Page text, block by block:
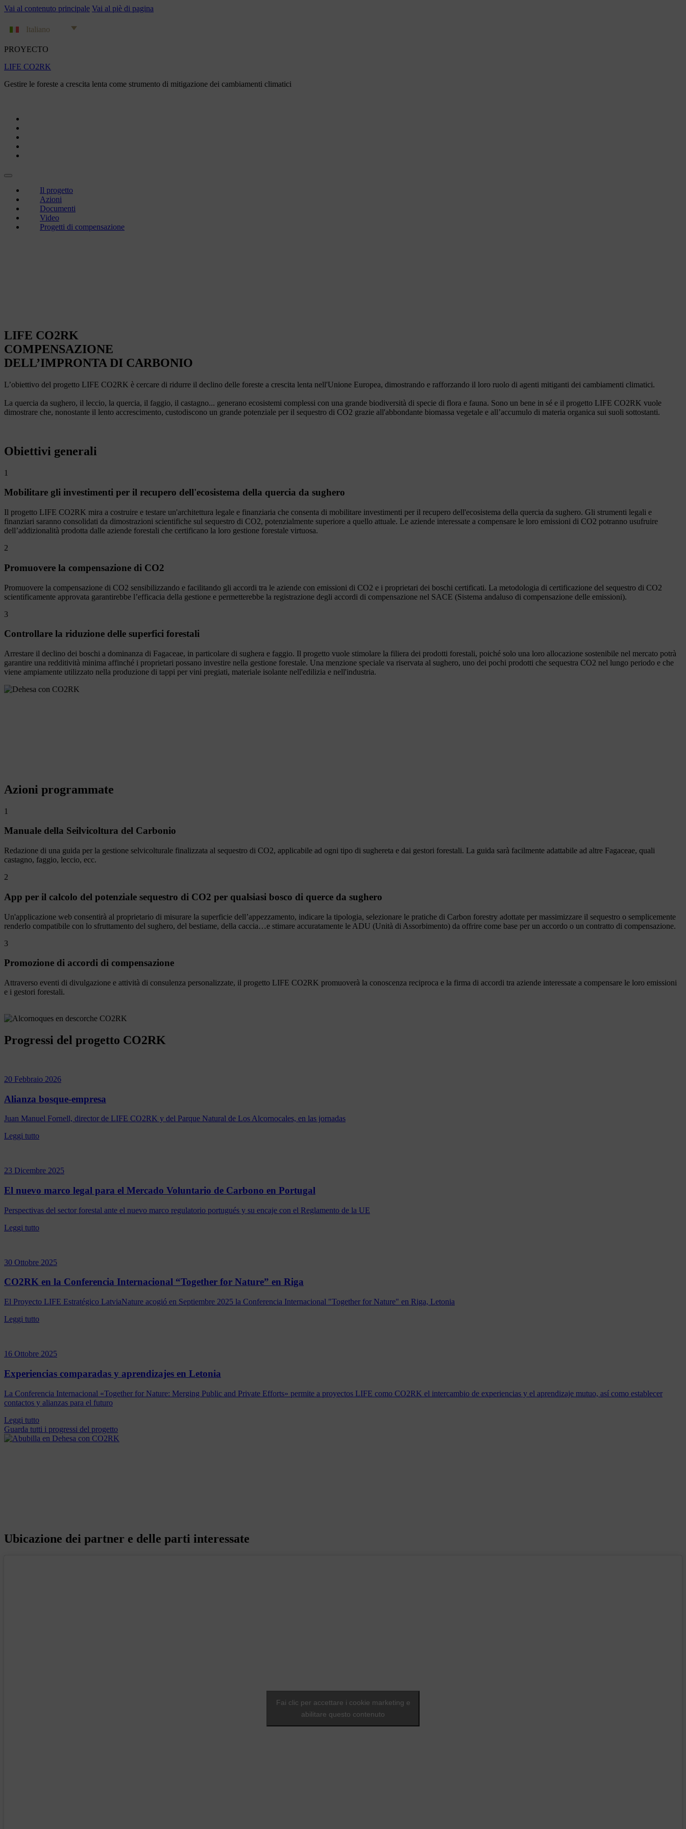
Vai al contenuto principale Vai al piè di pagina
Italiano
PROYECTO
LIFE CO2RK
Gestire le foreste a crescita lenta come strumento di mitigazione dei cambiamenti climatici
Il progetto
Azioni
Documenti
Video
Progetti di compensazione
LIFE CO2RK
COMPENSAZIONE
DELL’IMPRONTA DI CARBONIO
L’obiettivo del progetto LIFE CO2RK è cercare di ridurre il declino delle foreste a crescita lenta nell'Unione Europea, dimostrando e rafforzando il loro ruolo di agenti mitiganti dei cambiamenti climatici.
La quercia da sughero, il leccio, la quercia, il faggio, il castagno... generano ecosistemi complessi con una grande biodiversità di specie di flora e fauna. Sono un bene in sé e il progetto LIFE CO2RK vuole
dimostrare che, nonostante il lento accrescimento, custodiscono un grande potenziale per il sequestro di CO2 grazie all'abbondante biomassa vegetale e all’accumulo di materia organica sui suoli sottostanti.
Obiettivi generali
1
Mobilitare gli investimenti per il recupero dell'ecosistema della quercia da sughero
Il progetto LIFE CO2RK mira a costruire e testare un'architettura legale e finanziaria che consenta di mobilitare investimenti per il recupero dell'ecosistema della quercia da sughero. Gli strumenti legali e
finanziari saranno consolidati da dimostrazioni scientifiche sul sequestro di CO2, potenzialmente superiore a quello attuale. Le aziende interessate a compensare le loro emissioni di CO2 potranno usufruire
dell’addizionalità prodotta dalle aziende forestali che certificano la loro gestione forestale virtuosa.
2
Promuovere la compensazione di CO2
Promuovere la compensazione di CO2 sensibilizzando e facilitando gli accordi tra le aziende con emissioni di CO2 e i proprietari dei boschi certificati. La metodologia di certificazione del sequestro di CO2
scientificamente approvata garantirebbe l’efficacia della gestione e permetterebbe la registrazione degli accordi di compensazione nel SACE (Sistema andaluso di compensazione delle emissioni).
3
Controllare la riduzione delle superfici forestali
Arrestare il declino dei boschi a dominanza di Fagaceae, in particolare di sughera e faggio. Il progetto vuole stimolare la filiera dei prodotti forestali, poiché solo una loro allocazione sostenibile nel mercato potrà
garantire una redditività minima affinché i proprietari possano investire nella gestione forestale. Una menzione speciale va riservata al sughero, uno dei pochi prodotti che sequestra CO2 nel lungo periodo e che
viene ampiamente utilizzato nella produzione di tappi per vini pregiati, materiale isolante nell'edilizia e nell'industria.
Azioni programmate
1
Manuale della Seilvicoltura del Carbonio
Redazione di una guida per la gestione selvicolturale finalizzata al sequestro di CO2, applicabile ad ogni tipo di sughereta e dai gestori forestali. La guida sarà facilmente adattabile ad altre Fagaceae, quali
castagno, faggio, leccio, ecc.
2
App per il calcolo del potenziale sequestro di CO2 per qualsiasi bosco di querce da sughero
Un'applicazione web consentirà al proprietario di misurare la superficie dell’appezzamento, indicare la tipologia, selezionare le pratiche di Carbon forestry adottate per massimizzare il sequestro o semplicemente
renderlo compatibile con lo sfruttamento del sughero, del bestiame, della caccia…e stimare accuratamente le ADU (Unità di Assorbimento) da offrire come base per un accordo o un contratto di compensazione.
3
Promozione di accordi di compensazione
Attraverso eventi di divulgazione e attività di consulenza personalizzate, il progetto LIFE CO2RK promuoverà la conoscenza reciproca e la firma di accordi tra aziende interessate a compensare le loro emissioni
e i gestori forestali.
Progressi del progetto CO2RK
20 Febbraio 2026
Alianza bosque-empresa
Juan Manuel Fornell, director de LIFE CO2RK y del Parque Natural de Los Alcornocales, en las jornadas
Leggi tutto
23 Dicembre 2025
El nuevo marco legal para el Mercado Voluntario de Carbono en Portugal
Perspectivas del sector forestal ante el nuevo marco regulatorio portugués y su encaje con el Reglamento de la UE
Leggi tutto
30 Ottobre 2025
CO2RK en la Conferencia Internacional “Together for Nature” en Riga
El Proyecto LIFE Estratégico LatviaNature acogió en Septiembre 2025 la Conferencia Internacional "Together for Nature" en Riga, Letonia
Leggi tutto
16 Ottobre 2025
Experiencias comparadas y aprendizajes en Letonia
La Conferencia Internacional «Together for Nature: Merging Public and Private Efforts» permite a proyectos LIFE como CO2RK el intercambio de experiencias y el aprendizaje mutuo, así como establecer
contactos y alianzas para el futuro
Leggi tutto
Guarda tutti i progressi del progetto
Ubicazione dei partner e delle parti interessate
Fai clic per accettare i cookie marketing e
abilitare questo contenuto